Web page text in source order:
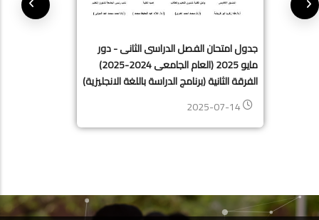
جدول امتحان الفصل الدراسى الثانى - دور
مايو 2025 (العام الجامعى 2024-2025)
الفرقة الثانية (برنامج الدراسة باللغة الانجليزية)
2025-07-14